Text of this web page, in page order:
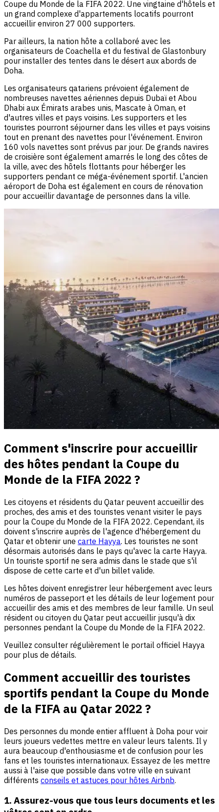
Coupe du Monde de la FIFA 2022. Une vingtaine d'hôtels et
un grand complexe d'appartements locatifs pourront
accueillir environ 27 000 supporters.
Par ailleurs, la nation hôte a collaboré avec les
organisateurs de Coachella et du festival de Glastonbury
pour installer des tentes dans le désert aux abords de
Doha.
Les organisateurs qatariens prévoient également de
nombreuses navettes aériennes depuis Dubaï et Abou
Dhabi aux Émirats arabes unis, Mascate à Oman, et
d'autres villes et pays voisins. Les supporters et les
touristes pourront séjourner dans les villes et pays voisins
tout en prenant des navettes pour l'événement. Environ
160 vols navettes sont prévus par jour. De grands navires
de croisière sont également amarrés le long des côtes de
la ville, avec des hôtels flottants pour héberger les
supporters pendant ce méga-événement sportif. L'ancien
aéroport de Doha est également en cours de rénovation
pour accueillir davantage de personnes dans la ville.
Comment s'inscrire pour accueillir
des hôtes pendant la Coupe du
Monde de la FIFA 2022 ?
Les citoyens et résidents du Qatar peuvent accueillir des
proches, des amis et des touristes venant visiter le pays
pour la Coupe du Monde de la FIFA 2022. Cependant, ils
doivent s'inscrire auprès de l'agence d'hébergement du
Qatar et obtenir une carte Hayya. Les touristes ne sont
désormais autorisés dans le pays qu'avec la carte Hayya.
Un touriste sportif ne sera admis dans le stade que s'il
dispose de cette carte et d'un billet valide.
Les hôtes doivent enregistrer leur hébergement avec leurs
numéros de passeport et les détails de leur logement pour
accueillir des amis et des membres de leur famille. Un seul
résident ou citoyen du Qatar peut accueillir jusqu'à dix
personnes pendant la Coupe du Monde de la FIFA 2022.
Veuillez consulter régulièrement le portail officiel Hayya
pour plus de détails.
Comment accueillir des touristes
sportifs pendant la Coupe du Monde
de la FIFA au Qatar 2022 ?
Des personnes du monde entier affluent à Doha pour voir
leurs joueurs vedettes mettre en valeur leurs talents. Il y
aura beaucoup d'enthousiasme et de confusion pour les
fans et les touristes internationaux. Essayez de les mettre
aussi à l'aise que possible dans votre ville en suivant
différents conseils et astuces pour hôtes Airbnb.
1. Assurez-vous que tous leurs documents et les